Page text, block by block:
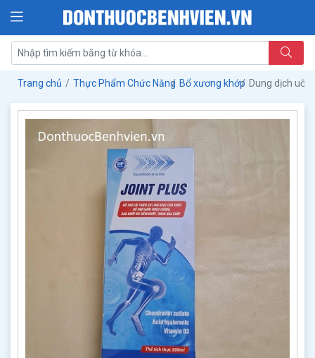
Trang chủ Thực Phẩm Chức Năng Bổ xương khớp Dung dịch